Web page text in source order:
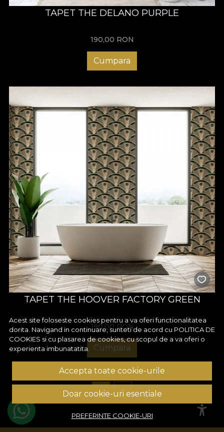
TAPET THE DELANO PURPLE
190,00 RON
Cumpara
TAPET THE HOOVER FACTORY GREEN
190,00 RON
Cumpara
1 2
Acest site foloseste cookies pentru a va oferi functionalitatea
dorita. Navigand in continuare, sunteti de acord cu POLITICA DE
COOKIES si cu plasarea de cookies, cu scopul de a va oferi o
experienta imbunatatita.
Accepta toate cookie-urile
Doar cookie-uri esentiale
PREFERINTE COOKIE-URI